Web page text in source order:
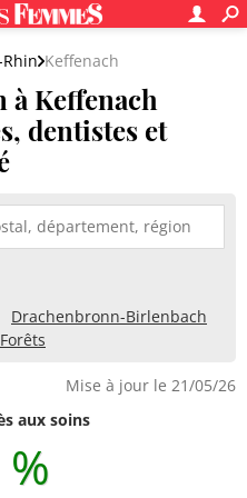
Rhin Keffenach
à Keffenach
dentistes et
Drachenbronn-Birlenbach
Mise à jour le 21/05/26
aux soins